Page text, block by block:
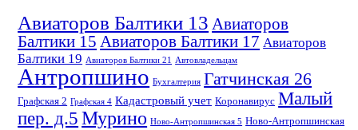
Авиаторов Балтики 13 Авиаторов
Балтики 15 Авиаторов Балтики 17 Авиаторов
Балтики 19 Авиаторов Балтики 21 Автовладельцам
Антропшино Бухгалтерия Гатчинская 26
Графская 2 Графская 4 Кадастровый учет Коронавирус Малый
пер. д.5Мурино Ново-Антропшинская 5 Ново-Антропшинская